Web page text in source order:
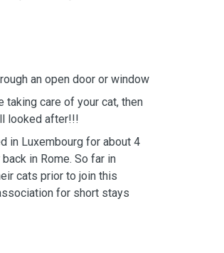
an open door or window
taking care of your cat, then
looked after!!!
in Luxembourg for about 4
in Rome. So far in
cats prior to join this
for short stays